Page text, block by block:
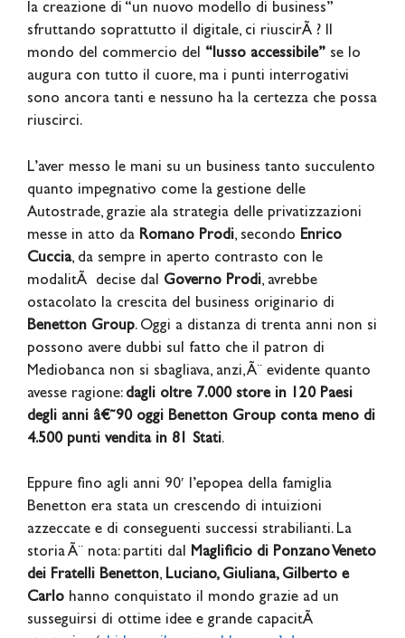
la creazione di “un nuovo modello di business”
sfruttando soprattutto il digitale, ci riuscirÃ ? Il
mondo del commercio del “lusso accessibile” se lo
augura con tutto il cuore, ma i punti interrogativi
sono ancora tanti e nessuno ha la certezza che possa
riuscirci.
L’aver messo le mani su un business tanto succulento
quanto impegnativo come la gestione delle
Autostrade, grazie ala strategia delle privatizzazioni
messe in atto da Romano Prodi, secondo Enrico
Cuccia, da sempre in aperto contrasto con le
modalitÃ decise dal Governo Prodi, avrebbe
ostacolato la crescita del business originario di
Benetton Group. Oggi a distanza di trenta anni non si
possono avere dubbi sul fatto che il patron di
Mediobanca non si sbagliava, anzi, Ã¨ evidente quanto
avesse ragione: dagli oltre 7.000 store in 120 Paesi
degli anni â€˜90 oggi Benetton Group conta meno di
4.500 punti vendita in 81 Stati.
Eppure fino agli anni 90′ l’epopea della famiglia
Benetton era stata un crescendo di intuizioni
azzeccate e di conseguenti successi strabilianti. La
storia Ã¨ nota: partiti dal Maglificio di Ponzano Veneto
dei Fratelli Benetton, Luciano, Giuliana, Gilberto e
Carlo hanno conquistato il mondo grazie ad un
susseguirsi di ottime idee e grande capacitÃ